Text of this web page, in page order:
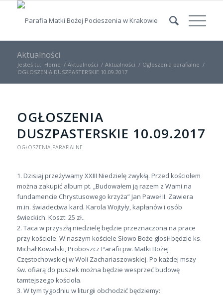
Aktualności
Jesteś tu: Home / Aktualności / Aktualności / Ogłoszenia parafialne /
OGŁOSZENIA DUSZPASTERSKIE 10.09.2017
OGŁOSZENIA
DUSZPASTERSKIE 10.09.2017
OGŁOSZENIA PARAFIALNE
1. Dzisiaj przeżywamy XXIII Niedzielę zwykłą. Przed kościołem
można zakupić album pt. „Budowałem ją razem z Wami na
fundamencie Chrystusowego krzyża” Jan Paweł II. Zawiera
m.in. świadectwa kard. Karola Wojtyły, kapłanów i osób
świeckich. Koszt: 25 zł..
2. Taca w przyszłą niedzielę będzie przeznaczona na prace
przy kościele. W naszym kościele Słowo Boże głosił będzie ks.
Michał Kowalski, Proboszcz Parafii pw. Matki Bożej
Częstochowskiej w Woli Zachariaszowskiej. Po każdej mszy
św. ofiarą do puszek można będzie wesprzeć budowę
tamtejszego kościoła.
3. W tym tygodniu w liturgii obchodzić będziemy: